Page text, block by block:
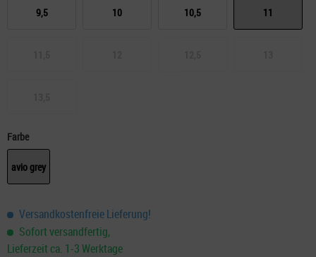
9,5 10 10,5 11
Farbe
avio grey
Versandkostenfreie Lieferung!
Sofort versandfertig,
Lieferzeit ca. 1-3 Werktage